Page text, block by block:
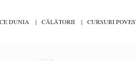
DUNIA CĂLĂTORII CURSURI